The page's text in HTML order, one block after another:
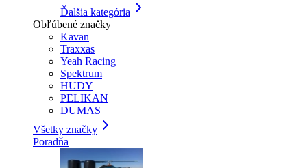
Ďalšia kategória
Obľúbené značky
Kavan
Traxxas
Yeah Racing
Spektrum
HUDY
PELIKAN
DUMAS
Všetky značky
Poradňa